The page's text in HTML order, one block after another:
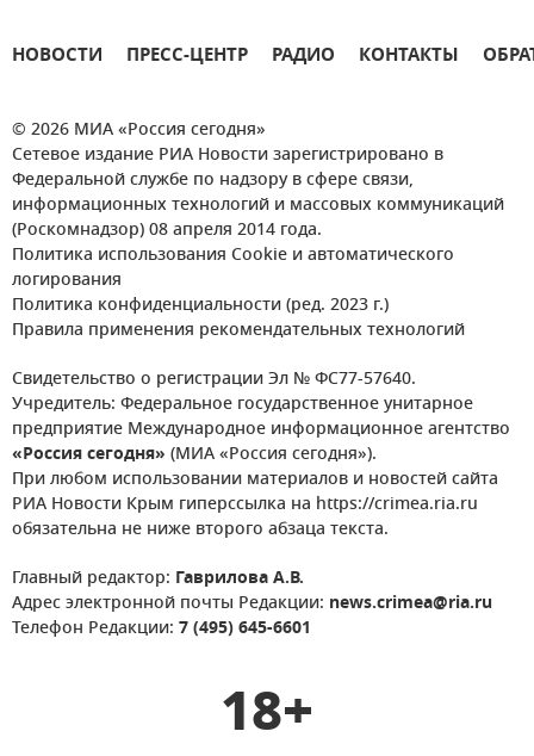
НОВОСТИ ПРЕСС-ЦЕНТР РАДИО КОНТАКТЫ
© 2026 МИА «Россия сегодня»
Сетевое издание РИА Новости зарегистрировано в
Федеральной службе по надзору в сфере связи,
информационных технологий и массовых коммуникаций
(Роскомнадзор) 08 апреля 2014 года.
Политика использования Cookie и автоматического
логирования
Политика конфиденциальности (ред. 2023 г.)
Правила применения рекомендательных технологий
Свидетельство о регистрации Эл № ФС77-57640.
Учредитель: Федеральное государственное унитарное
предприятие Международное информационное агентство
«Россия сегодня» (МИА «Россия сегодня»).
При любом использовании материалов и новостей сайта
РИА Новости Крым гиперссылка на https://crimea.ria.ru
обязательна не ниже второго абзаца текста.
Главный редактор: Гаврилова А.В.
Адрес электронной почты Редакции: news.crimea@ria.ru
Телефон Редакции: 7 (495) 645-6601
18+